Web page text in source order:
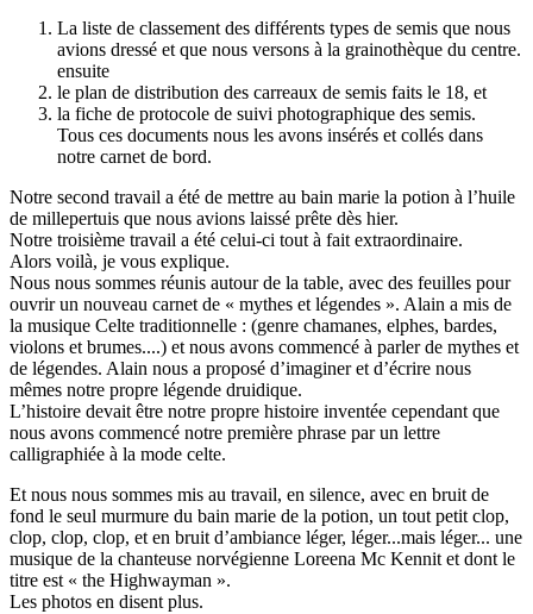
La liste de classement des différents types de semis que nous
avions dressé et que nous versons à la grainothèque du centre.
ensuite
le plan de distribution des carreaux de semis faits le 18, et
la fiche de protocole de suivi photographique des semis.
Tous ces documents nous les avons insérés et collés dans
notre carnet de bord.
Notre second travail a été de mettre au bain marie la potion à l’huile
de millepertuis que nous avions laissé prête dès hier.
Notre troisième travail a été celui-ci tout à fait extraordinaire.
Alors voilà, je vous explique.
Nous nous sommes réunis autour de la table, avec des feuilles pour
ouvrir un nouveau carnet de « mythes et légendes ». Alain a mis de
la musique Celte traditionnelle : (genre chamanes, elphes, bardes,
violons et brumes....) et nous avons commencé à parler de mythes et
de légendes. Alain nous a proposé d’imaginer et d’écrire nous
mêmes notre propre légende druidique.
L’histoire devait être notre propre histoire inventée cependant que
nous avons commencé notre première phrase par un lettre
calligraphiée à la mode celte.
Et nous nous sommes mis au travail, en silence, avec en bruit de
fond le seul murmure du bain marie de la potion, un tout petit clop,
clop, clop, clop, et en bruit d’ambiance léger, léger...mais léger... une
musique de la chanteuse norvégienne Loreena Mc Kennit et dont le
titre est « the Highwayman ».
Les photos en disent plus.